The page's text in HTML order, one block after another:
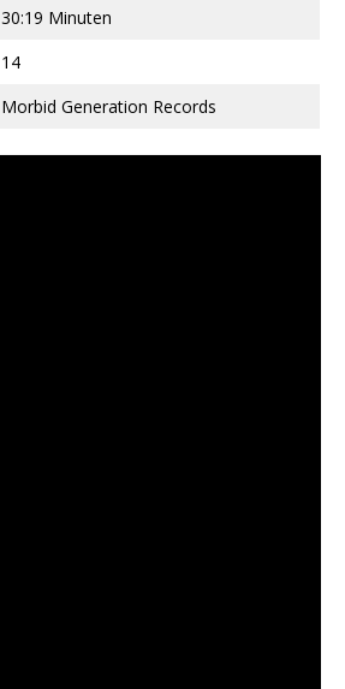
30:19 Minuten
14
Morbid Generation Records